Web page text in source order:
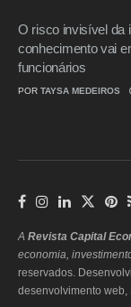
O risco invisível da
conhecimento vai
funcionários
POR TAYSA MEDEIROS
A Revista Capital
economia,
reservados.
desenvolvimento web,